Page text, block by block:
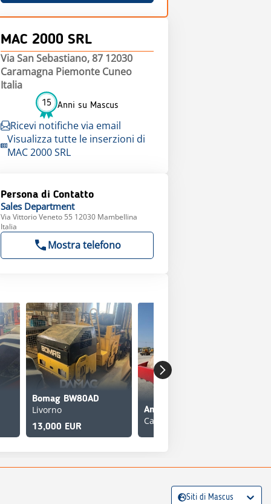
MAC 2000 SRL
Via San Sebastiano, 87 12030
Caramagna Piemonte Cuneo
Italia
15 Anni su Mascus
Ricevi notifiche via email
Visualizza tutte le inserzioni di
MAC 2000 SRL
Persona di Contatto
Sales Department
Via Vittorio Veneto 55 12030 Mambellina
Italia
Mostra telefono
Bomag BW80AD
Livorno
13,000 EUR
Caorso
Siti di Mascus